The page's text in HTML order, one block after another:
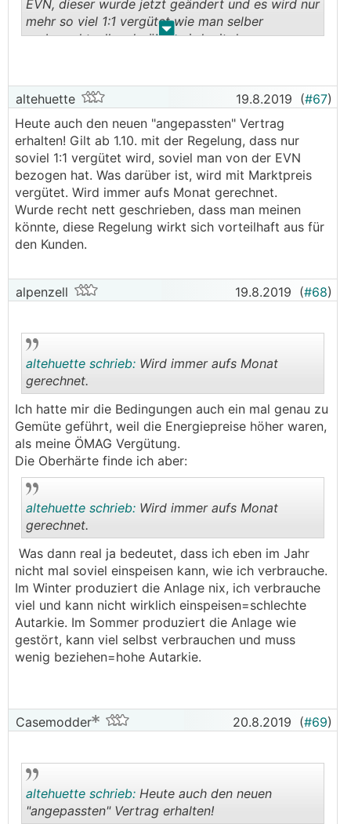
. .
EVN, dieser wurde jetzt geändert und es wird nur
mehr so viel 1:1 vergütet wie man selber
verbraucht, alles darüber wird mit dem
altehuette 19.8.2019 (#67)
Heute auch den neuen "angepassten" Vertrag
erhalten! Gilt ab 1.10. mit der Regelung, dass nur
soviel 1:1 vergütet wird, soviel man von der EVN
bezogen hat. Was darüber ist, wird mit Marktpreis
vergütet. Wird immer aufs Monat gerechnet.
Wurde recht nett geschrieben, dass man meinen
könnte, diese Regelung wirkt sich vorteilhaft aus für
den Kunden.
alpenzell 19.8.2019 (#68)
..
altehuette schrieb: Wird immer aufs Monat
gerechnet.
Ich hatte mir die Bedingungen auch ein mal genau zu
Gemüte geführt, weil die Energiepreise höher waren,
als meine ÖMAG Vergütung.
Die Oberhärte finde ich aber:
..
altehuette schrieb: Wird immer aufs Monat
gerechnet.
Was dann real ja bedeutet, dass ich eben im Jahr
nicht mal soviel einspeisen kann, wie ich verbrauche.
Im Winter produziert die Anlage nix, ich verbrauche
viel und kann nicht wirklich einspeisen=schlechte
Autarkie. Im Sommer produziert die Anlage wie
gestört, kann viel selbst verbrauchen und muss
wenig beziehen=hohe Autarkie.
Casemodder 20.8.2019 (#69)
altehuette schrieb: Heute auch den neuen
"angepassten" Vertrag erhalten!